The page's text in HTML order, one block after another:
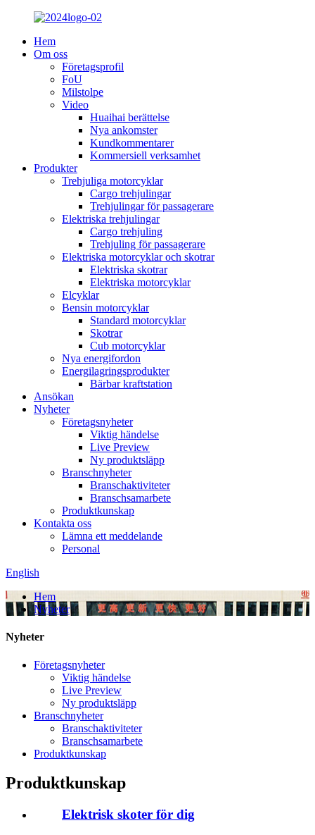
Hem
Om oss
Företagsprofil
FoU
Milstolpe
Video
Huaihai berättelse
Nya ankomster
Kundkommentarer
Kommersiell verksamhet
Produkter
Trehjuliga motorcyklar
Cargo trehjulingar
Trehjulingar för passagerare
Elektriska trehjulingar
Cargo trehjuling
Trehjuling för passagerare
Elektriska motorcyklar och skotrar
Elektriska skotrar
Elektriska motorcyklar
Elcyklar
Bensin motorcyklar
Standard motorcyklar
Skotrar
Cub motorcyklar
Nya energifordon
Energilagringsprodukter
Bärbar kraftstation
Ansökan
Nyheter
Företagsnyheter
Viktig händelse
Live Preview
Ny produktsläpp
Branschnyheter
Branschaktiviteter
Branschsamarbete
Produktkunskap
Kontakta oss
Lämna ett meddelande
Personal
English
Hem
Nyheter
Nyheter
Företagsnyheter
Viktig händelse
Live Preview
Ny produktsläpp
Branschnyheter
Branschaktiviteter
Branschsamarbete
Produktkunskap
Produktkunskap
Elektrisk skoter för dig